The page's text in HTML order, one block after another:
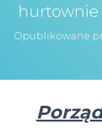
Opublikowane